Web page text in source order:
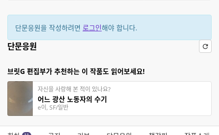
단문응원을 작성하려면 로그인해야 합니다.
단문응원
브릿G 편집부가 추천하는 이 작품도 읽어보세요!
자신을 사랑해 본 적이 있나요?
어느 광산 노동자의 수기
e이, SF/일반